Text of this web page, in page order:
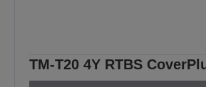
TM-T20 4Y RTBS